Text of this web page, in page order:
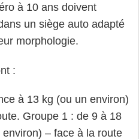
à 10 ans doivent
un siège auto adapté
morphologie.
:
à 13 kg (ou un environ)
Groupe 1 : de 9 à 18
– face à la route